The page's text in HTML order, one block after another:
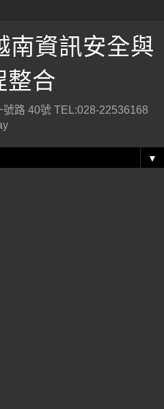
南資訊安全與
整合
路 40號 TEL:028-22536168
▼